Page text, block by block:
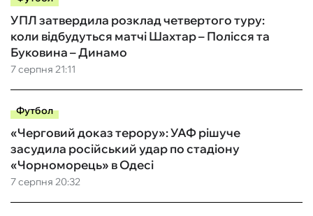
7 серпня 21:11
УПЛ затвердила розклад четвертого туру:
коли відбудуться матчі Шахтар – Полісся та
Буковина – Динамо
Футбол
7 серпня 20:32
«Черговий доказ терору»: УАФ рішуче
засудила російський удар по стадіону
«Чорноморець» в Одесі